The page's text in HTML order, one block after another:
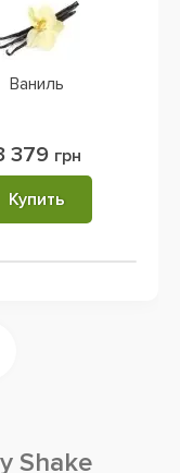
Ваниль
379 грн
Купить
Shake